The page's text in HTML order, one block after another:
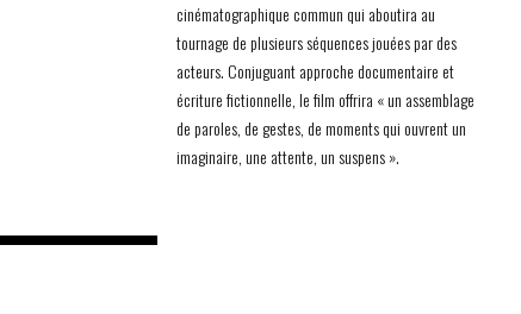
cinématographique commun qui aboutira au
tournage de plusieurs séquences jouées par des
acteurs. Conjuguant approche documentaire et
écriture fictionnelle, le film offrira « un assemblage
de paroles, de gestes, de moments qui ouvrent un
imaginaire, une attente, un suspens ».